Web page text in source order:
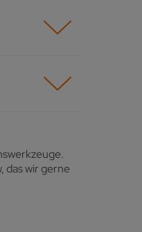
das wir gerne